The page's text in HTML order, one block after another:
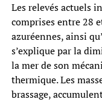
Les relevés actuels
comprises entre 28
azuréennes, ainsi
s’explique par la
la mer de son
thermique. Les
brassage,